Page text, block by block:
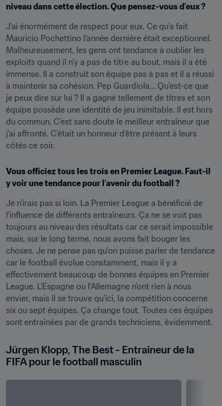
niveau dans cette élection. Que pensez-vous d’eux ?
J’ai énormément de respect pour eux. Ce qu’a fait
Mauricio Pochettino l’année dernière était exceptionnel.
Malheureusement, les gens ont tendance à oublier les
exploits quand il n’y a pas de titre au bout, mais il a été
immense. Il a construit son équipe pas à pas et il a réussi
à maintenir sa cohésion. Pep Guardiola... Qu’est-ce que
je peux dire sur lui ? Il a gagné tellement de titres et son
équipe possède une identité de jeu inimitable. Il est hors
du commun. C’est sans doute le meilleur entraîneur que
j’ai affronté. C’était un honneur d’être présent à leurs
côtés ce soir.
Vous officiez tous les trois en Premier League. Faut-il
y voir une tendance pour l’avenir du football ?
Je n’irais pas si loin. La Premier League a bénéficié de
l’influence de différents entraîneurs. Ça ne se voit pas
toujours au niveau des résultats car ce serait impossible
mais, sur le long terme, nous avons fait bouger les
choses. Je ne pense pas qu’on puisse parler de tendance
car le football évolue constamment, mais il y a
effectivement beaucoup de bonnes équipes en Premier
League. L’Espagne ou l’Allemagne n’ont rien à nous
envier, mais il se trouve qu’ici, la compétition concerne
six ou sept équipes. Ça change tout. Toutes ces équipes
sont entraînées par de grands techniciens, évidemment.
Jürgen Klopp, The Best - Entraîneur de la
FIFA pour le football masculin